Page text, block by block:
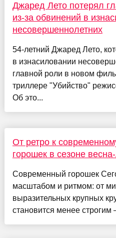
Джаред Лето потерял
из-за обвинений в
несовершеннолетних
54-летний Джаред Лето,
в изнасиловании
главной роли в новом
триллере "Убийство"
Об это...
От ретро к
горошек в сезоне
Современный горошек
масштабом и ритмом: от
выразительных крупных
становится менее строгим